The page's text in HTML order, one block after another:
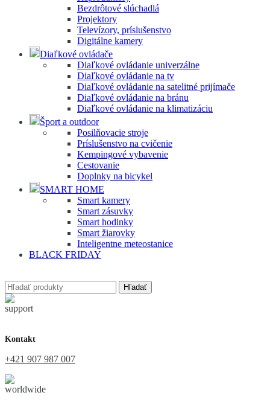
Bezdrôtové slúchadlá
Projektory
Televízory, príslušenstvo
Digitálne kamery
Diaľkové ovládače
Diaľkové ovládanie univerzálne
Diaľkové ovládanie na tv
Diaľkové ovládanie na satelitné prijímače
Diaľkové ovládanie na bránu
Diaľkové ovládanie na klimatizáciu
Šport a outdoor
Posilňovacie stroje
Príslušenstvo na cvičenie
Kempingové vybavenie
Cestovanie
Doplnky na bicykel
SMART HOME
Smart kamery
Smart zásuvky
Smart hodinky
Smart žiarovky
Inteligentne meteostanice
BLACK FRIDAY
Hľadať
Kontakt
+421 907 987 007